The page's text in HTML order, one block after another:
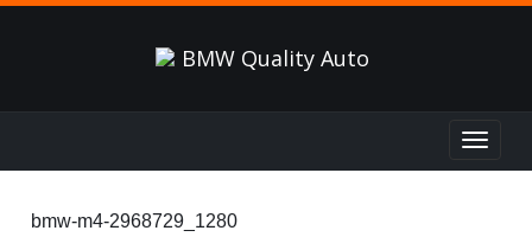
Toggle
bmw-m4-2968729_1280